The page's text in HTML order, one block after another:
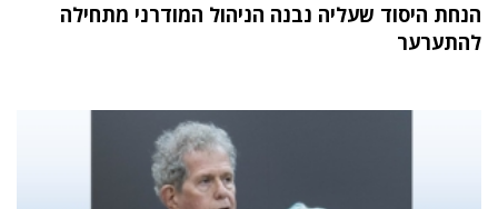
הנחת היסוד שעליה נבנה הניהול המודרני מתחילה
להתערער